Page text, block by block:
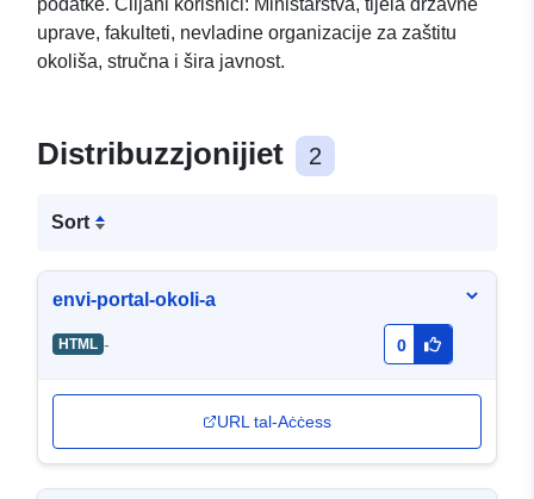
podatke. Ciljani korisnici: Ministarstva, tijela državne
uprave, fakulteti, nevladine organizacije za zaštitu
okoliša, stručna i šira javnost.
Distribuzzjonijiet 2
Sort
envi-portal-okoli-a
HTML - 0
URL tal-Aċċess